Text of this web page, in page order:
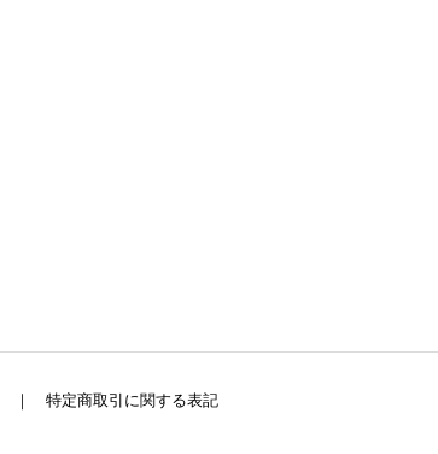
｜ 特定商取引に関する表記